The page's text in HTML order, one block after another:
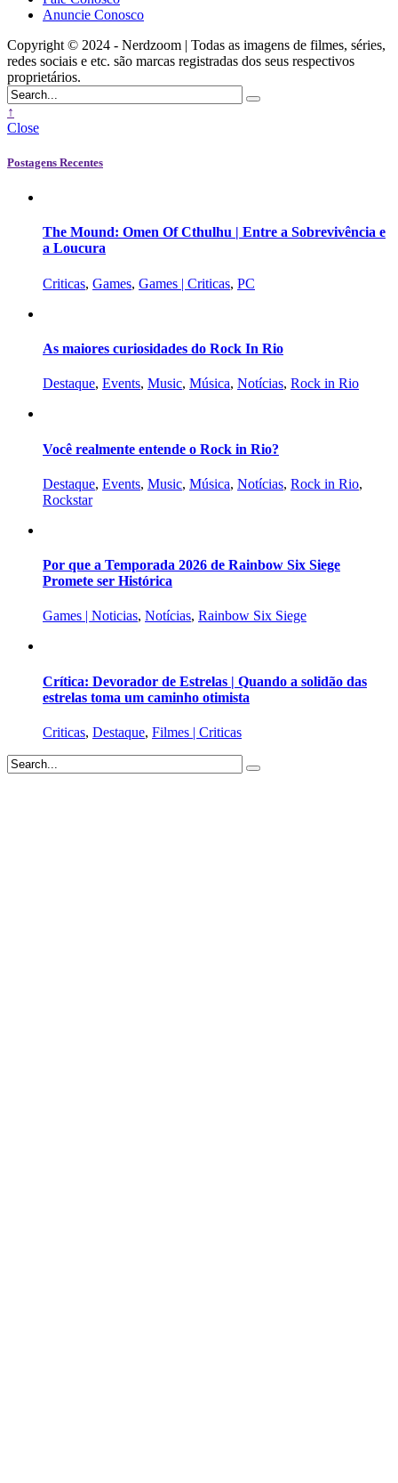
Anuncie Conosco
Copyright © 2024 - Nerdzoom | Todas as imagens de filmes, séries,
redes sociais e etc. são marcas registradas dos seus respectivos
proprietários.
↑
Close
Postagens Recentes
The Mound: Omen Of Cthulhu | Entre a Sobrevivência e
a Loucura
Criticas, Games, Games | Criticas, PC
As maiores curiosidades do Rock In Rio
Destaque, Events, Music, Música, Notícias, Rock in Rio
Você realmente entende o Rock in Rio?
Destaque, Events, Music, Música, Notícias, Rock in Rio,
Rockstar
Por que a Temporada 2026 de Rainbow Six Siege
Promete ser Histórica
Games | Noticias, Notícias, Rainbow Six Siege
Crítica: Devorador de Estrelas | Quando a solidão das
estrelas toma um caminho otimista
Criticas, Destaque, Filmes | Criticas